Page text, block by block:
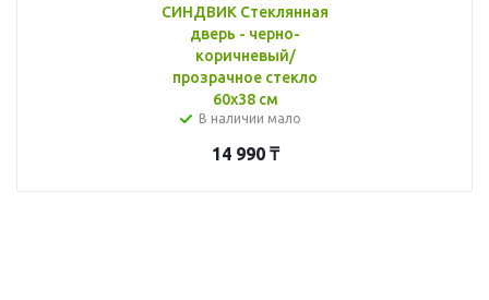
СИНДВИК Стеклянная
дверь - черно-
коричневый/
прозрачное стекло
60x38 см
В наличии мало
14 990₸